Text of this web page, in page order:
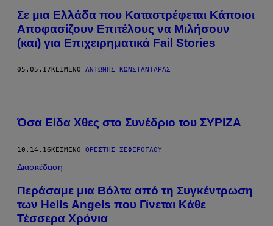
Σε μια Ελλάδα που Καταστρέφεται Κάποιοι
Αποφασίζουν Επιτέλους να Μιλήσουν
(και) για Επιχειρηματικά Fail Stories
05.05.17 ΚΕΊΜΕΝΟ ΑΝΤΏΝΗΣ ΚΩΝΣΤΑΝΤΆΡΑΣ
Όσα Είδα Χθες στο Συνέδριο του ΣΥΡΙΖΑ
10.14.16ΚΕΊΜΕΝΟ ΟΡΈΣΤΗΣ ΣΕΦΈΡΟΓΛΟΥ
Διασκέδαση
Περάσαμε μια Βόλτα από τη Συγκέντρωση
των Hells Angels που Γίνεται Κάθε
Τέσσερα Χρόνια